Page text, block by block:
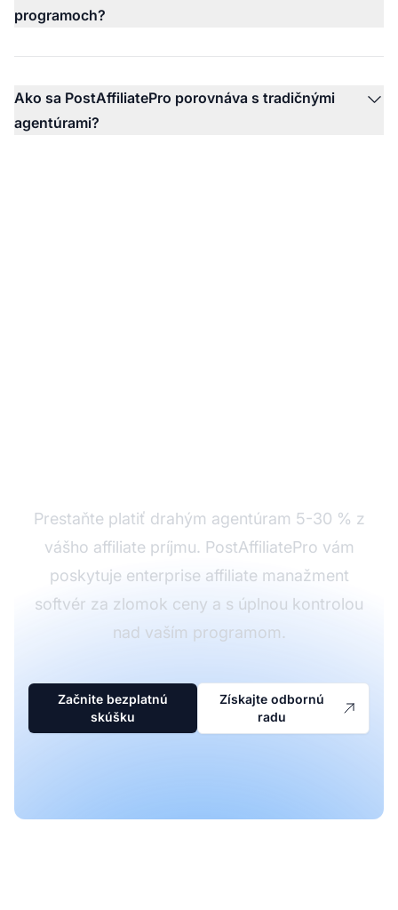
programoch?
Ako sa PostAffiliatePro porovnáva s tradičnými
agentúrami?
Prestaňte platiť drahým agentúram 5-30 % z
vášho affiliate príjmu. PostAffiliatePro vám
poskytuje enterprise affiliate manažment
softvér za zlomok ceny a s úplnou kontrolou
nad vaším programom.
Začnite bezplatnú
skúšku
Získajte odbornú
radu